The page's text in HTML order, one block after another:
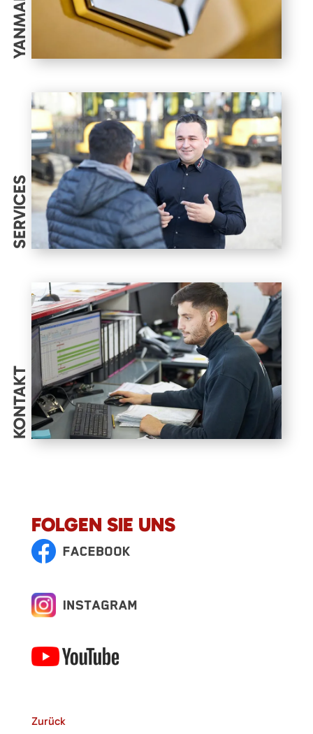
YANMAR
SERVICES
KONTAKT
FOLGEN SIE UNS
Zurück